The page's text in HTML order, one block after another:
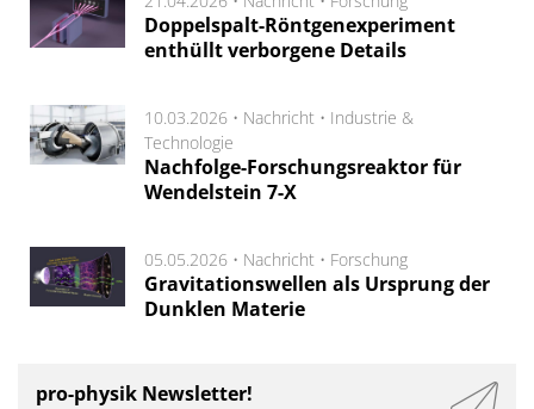
Doppelspalt-Röntgenexperiment
enthüllt verborgene Details
10.03.2026 • Nachricht • Industrie &
Technologie
Nachfolge-Forschungsreaktor für
Wendelstein 7-X
05.05.2026 • Nachricht • Forschung
Gravitationswellen als Ursprung der
Dunklen Materie
pro-physik Newsletter!